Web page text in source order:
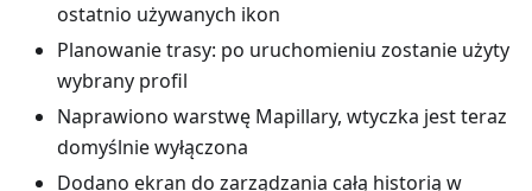
ostatnio używanych ikon
Planowanie trasy: po uruchomieniu zostanie użyty
wybrany profil
Naprawiono warstwę Mapillary, wtyczka jest teraz
domyślnie wyłączona
Dodano ekran do zarządzania całą historią w